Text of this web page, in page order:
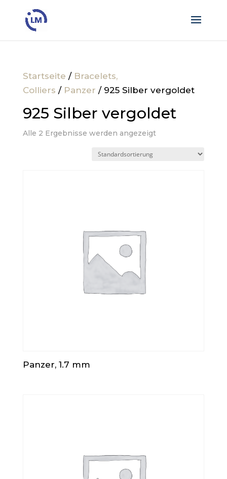
Startseite / Bracelets,
Colliers / Panzer / 925 Silber vergoldet
925 Silber vergoldet
Alle 2 Ergebnisse werden angezeigt
Panzer, 1.7 mm